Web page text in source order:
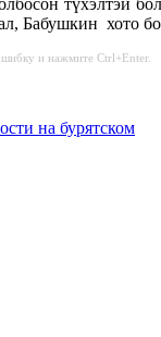
түхэлтэй
Бабушкин хото
и нажмите Ctrl+Enter.
на бурятском